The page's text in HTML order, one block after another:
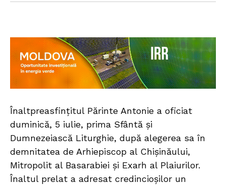
Înaltpreasfințitul Părinte Antonie a oficiat
duminică, 5 iulie, prima Sfântă și
Dumnezeiască Liturghie, după alegerea sa în
demnitatea de Arhiepiscop al Chișinăului,
Mitropolit al Basarabiei și Exarh al Plaiurilor.
Înaltul prelat a adresat credincioșilor un